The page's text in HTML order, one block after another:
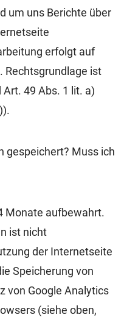
um uns Berichte über
erfolgt auf
Rechtsgrundlage ist
Art. 49 Abs. 1 lit. a)
gespeichert? Muss ich
Monate aufbewahrt.
ist nicht
der Internetseite
Speicherung von
von Google Analytics
(siehe oben,